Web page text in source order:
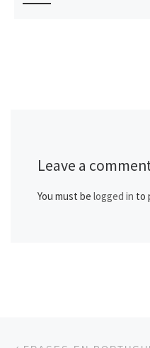
Leave a
You must be logged in to